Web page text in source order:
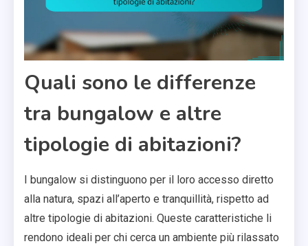
Quali sono le differenze
tra bungalow e altre
tipologie di abitazioni?
I bungalow si distinguono per il loro accesso diretto
alla natura, spazi all’aperto e tranquillità, rispetto ad
altre tipologie di abitazioni. Queste caratteristiche li
rendono ideali per chi cerca un ambiente più rilassato